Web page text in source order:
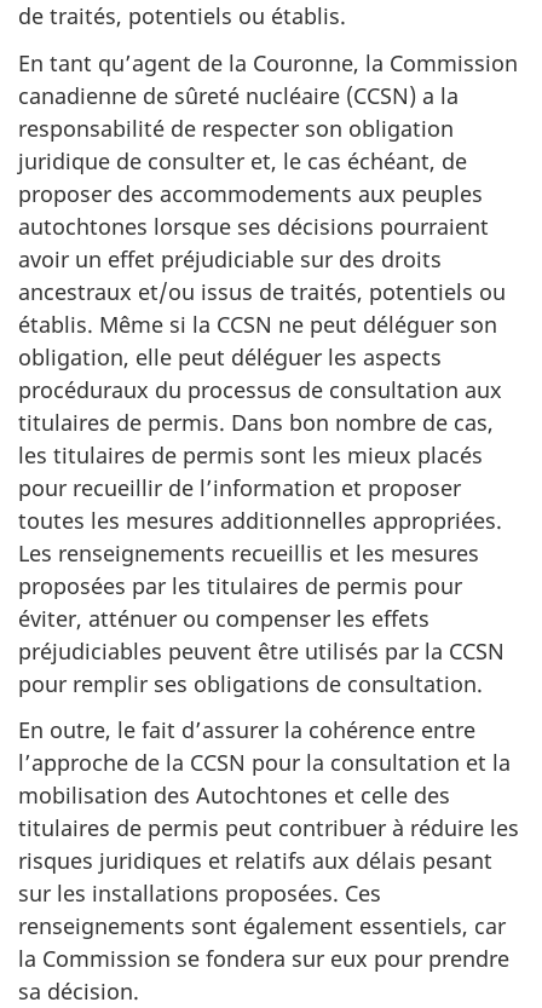
de traités, potentiels ou établis.
En tant qu’agent de la Couronne, la Commission
canadienne de sûreté nucléaire (CCSN) a la
responsabilité de respecter son obligation
juridique de consulter et, le cas échéant, de
proposer des accommodements aux peuples
autochtones lorsque ses décisions pourraient
avoir un effet préjudiciable sur des droits
ancestraux et/ou issus de traités, potentiels ou
établis. Même si la CCSN ne peut déléguer son
obligation, elle peut déléguer les aspects
procéduraux du processus de consultation aux
titulaires de permis. Dans bon nombre de cas,
les titulaires de permis sont les mieux placés
pour recueillir de l’information et proposer
toutes les mesures additionnelles appropriées.
Les renseignements recueillis et les mesures
proposées par les titulaires de permis pour
éviter, atténuer ou compenser les effets
préjudiciables peuvent être utilisés par la CCSN
pour remplir ses obligations de consultation.
En outre, le fait d’assurer la cohérence entre
l’approche de la CCSN pour la consultation et la
mobilisation des Autochtones et celle des
titulaires de permis peut contribuer à réduire les
risques juridiques et relatifs aux délais pesant
sur les installations proposées. Ces
renseignements sont également essentiels, car
la Commission se fondera sur eux pour prendre
sa décision.